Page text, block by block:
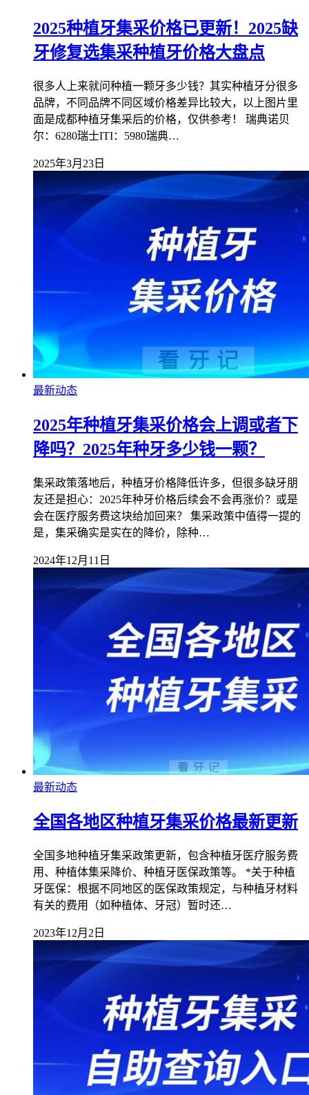
2025种植牙集采价格已更新！2025缺
牙修复选集采种植牙价格大盘点
很多人上来就问种植一颗牙多少钱？其实种植牙分很多
品牌，不同品牌不同区域价格差异比较大，以上图片里
面是成都种植牙集采后的价格，仅供参考！ 瑞典诺贝
尔：6280瑞士ITI：5980瑞典…
2025年3月23日
最新动态
2025年种植牙集采价格会上调或者下
降吗？2025年种牙多少钱一颗？
集采政策落地后，种植牙价格降低许多，但很多缺牙朋
友还是担心：2025年种牙价格后续会不会再涨价？或是
会在医疗服务费这块给加回来？ 集采政策中值得一提的
是，集采确实是实在的降价，除种…
2024年12月11日
最新动态
全国各地区种植牙集采价格最新更新
全国多地种植牙集采政策更新，包含种植牙医疗服务费
用、种植体集采降价、种植牙医保政策等。 *关于种植
牙医保：根据不同地区的医保政策规定，与种植牙材料
有关的费用（如种植体、牙冠）暂时还…
2023年12月2日